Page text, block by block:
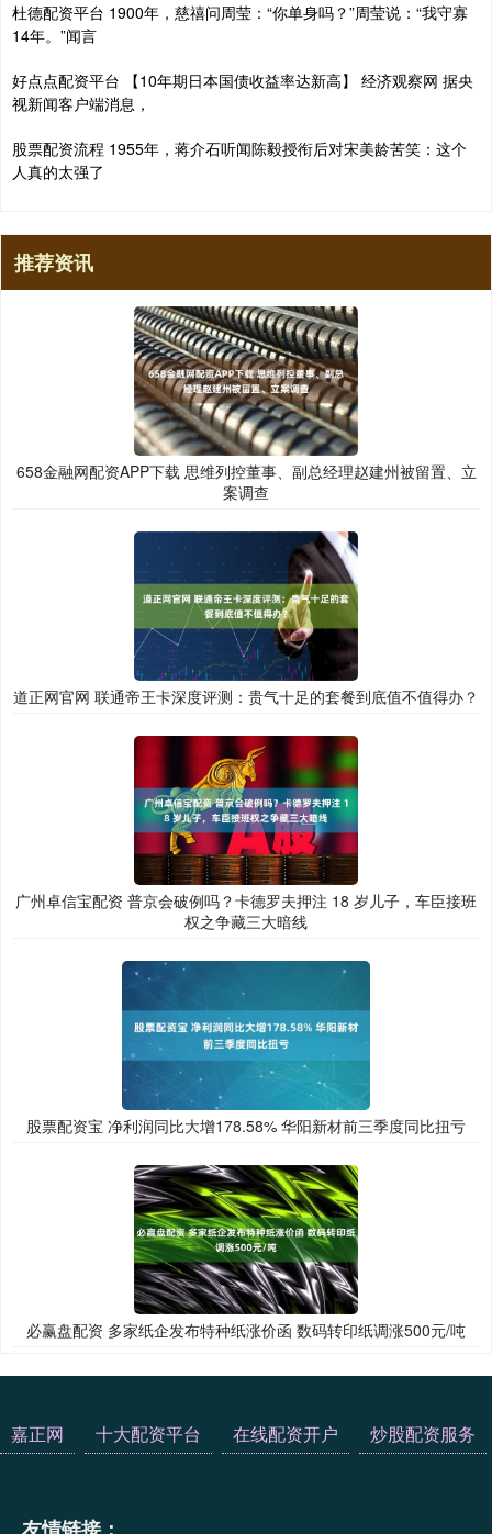
杜德配资平台 1900年，慈禧问周莹：“你单身吗？”周莹说：“我守寡
14年。”闻言
好点点配资平台 【10年期日本国债收益率达新高】 经济观察网 据央
视新闻客户端消息，
股票配资流程 1955年，蒋介石听闻陈毅授衔后对宋美龄苦笑：这个
人真的太强了
推荐资讯
658金融网配资APP下载 思维列控董事、副总经理赵建州被留置、立
案调查
道正网官网 联通帝王卡深度评测：贵气十足的套餐到底值不值得办？
广州卓信宝配资 普京会破例吗？卡德罗夫押注 18 岁儿子，车臣接班
权之争藏三大暗线
股票配资宝 净利润同比大增178.58% 华阳新材前三季度同比扭亏
必赢盘配资 多家纸企发布特种纸涨价函 数码转印纸调涨500元/吨
嘉正网 十大配资平台 在线配资开户 炒股配资服务